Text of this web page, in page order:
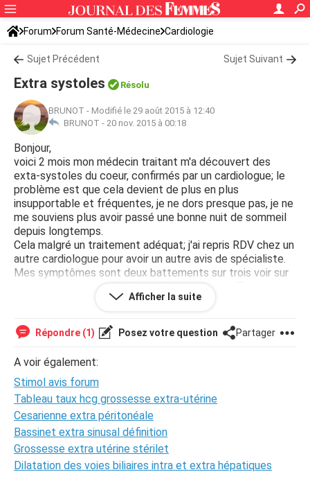
Forum Forum Santé-Médecine Cardiologie
Sujet Précédent Sujet Suivant
Extra systoles Résolu
BRUNOT - Modifié le 29 août 2015 à 12:40
BRUNOT - 20 nov. 2015 à 00:18
Bonjour,
voici 2 mois mon médecin traitant m'a découvert des
exta-systoles du coeur, confirmés par un cardiologue; le
problème est que cela devient de plus en plus
insupportable et fréquentes, je ne dors presque pas, je ne
me souviens plus avoir passé une bonne nuit de sommeil
depuis longtemps.
Cela malgré un traitement adéquat; j'ai repris RDV chez un
autre cardiologue pour avoir un autre avis de spécialiste.
Mes symptômes sont deux battements sur trois voir sur
quatre , accompagnés de vertiges et d'essoufflement en
cas d'un moindre éffort quel qu'il soit. SVP, avez-vous
MERCI A TOUS
Afficher la suite
Répondre (1) Posez votre question Partager
A voir également:
Stimol avis forum
Tableau taux hcg grossesse extra-utérine
Cesarienne extra péritonéale
Bassinet extra sinusal définition
Grossesse extra utérine stérilet
Dilatation des voies biliaires intra et extra hépatiques